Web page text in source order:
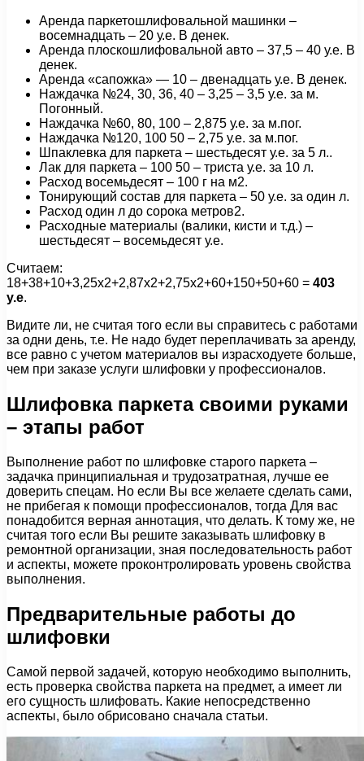
Аренда паркетошлифовальной машинки –
восемнадцать – 20 у.е. В денек.
Аренда плоскошлифовальной авто – 37,5 – 40 у.е. В
денек.
Аренда «сапожка» — 10 – двенадцать у.е. В денек.
Наждачка №24, 30, 36, 40 – 3,25 – 3,5 у.е. за м.
Погонный.
Наждачка №60, 80, 100 – 2,875 у.е. за м.пог.
Наждачка №120, 100 50 – 2,75 у.е. за м.пог.
Шпаклевка для паркета – шестьдесят у.е. за 5 л..
Лак для паркета – 100 50 – триста у.е. за 10 л.
Расход восемьдесят – 100 г на м2.
Тонирующий состав для паркета – 50 у.е. за один л.
Расход один л до сорока метров2.
Расходные материалы (валики, кисти и т.д.) –
шестьдесят – восемьдесят у.е.
Считаем:
18+38+10+3,25х2+2,87х2+2,75х2+60+150+50+60 = 403
у.е.
Видите ли, не считая того если вы справитесь с работами
за одни день, т.е. Не надо будет переплачивать за аренду,
все равно с учетом материалов вы израсходуете больше,
чем при заказе услуги шлифовки у профессионалов.
Шлифовка паркета своими руками
– этапы работ
Выполнение работ по шлифовке старого паркета –
задачка принципиальная и трудозатратная, лучше ее
доверить спецам. Но если Вы все желаете сделать сами,
не прибегая к помощи профессионалов, тогда Для вас
понадобится верная аннотация, что делать. К тому же, не
считая того если Вы решите заказывать шлифовку в
ремонтной организации, зная последовательность работ
и аспекты, можете проконтролировать уровень свойства
выполнения.
Предварительные работы до
шлифовки
Самой первой задачей, которую необходимо выполнить,
есть проверка свойства паркета на предмет, а имеет ли
его сущность шлифовать. Какие непосредственно
аспекты, было обрисовано сначала статьи.